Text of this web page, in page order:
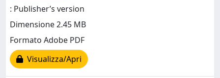
: Publisher’s version
Dimensione 2.45 MB
Formato Adobe PDF
Visualizza/Apri